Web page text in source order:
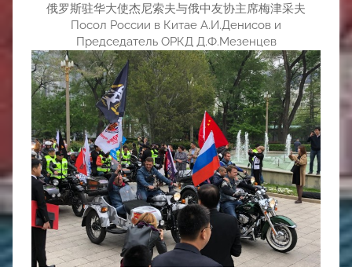
俄罗斯驻华大使杰尼索夫与俄中友协主席梅津采夫
Посол России в Китае А.И.Денисов и
Председатель ОРКД Д.Ф.Мезенцев